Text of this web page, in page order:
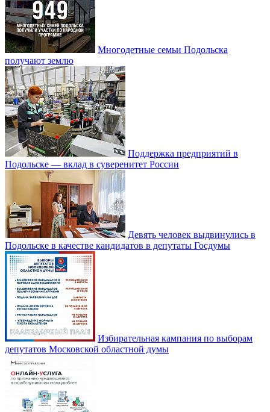
Многодетные семьи Подольска
получают землю
Поддержка предприятий в
Подольске — вклад в суверенитет России
Девять человек выдвинулись в
Подольске в качестве кандидатов в депутаты Госдумы
Избирательная кампания по выборам
депутатов Московской областной думы